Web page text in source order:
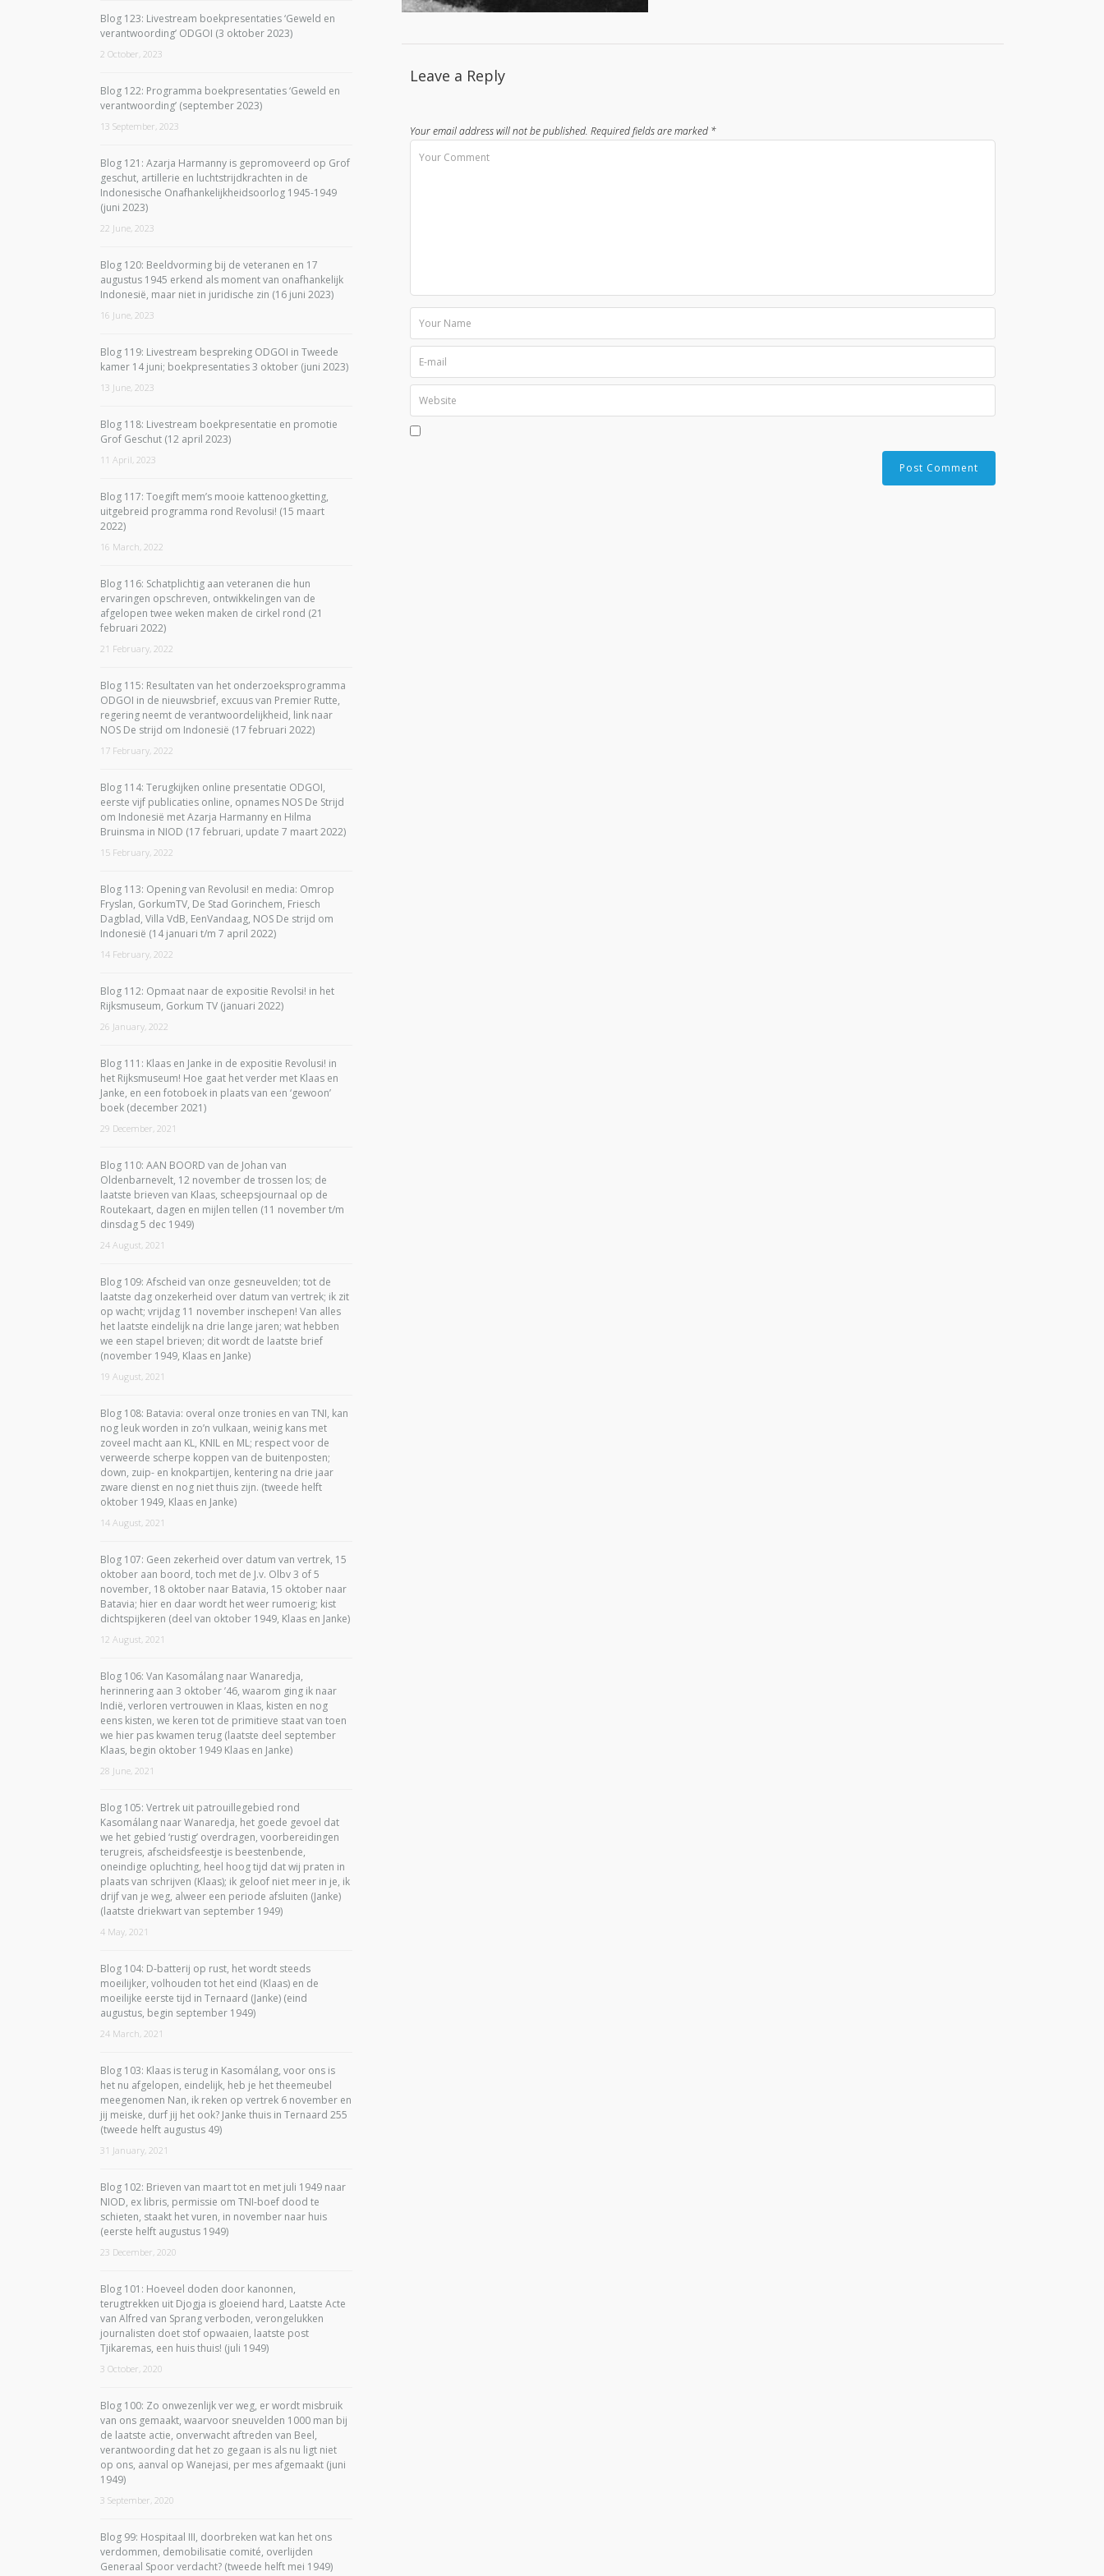
Leave a Reply
Your email address will not be published. Required fields are marked *
Blog 123: Livestream boekpresentaties ‘Geweld en
verantwoording’ ODGOI (3 oktober 2023)
2 October, 2023
Blog 122: Programma boekpresentaties ‘Geweld en
verantwoording’ (september 2023)
13 September, 2023
Blog 121: Azarja Harmanny is gepromoveerd op Grof
geschut, artillerie en luchtstrijdkrachten in de
Indonesische Onafhankelijkheidsoorlog 1945-1949
(juni 2023)
22 June, 2023
Blog 120: Beeldvorming bij de veteranen en 17
augustus 1945 erkend als moment van onafhankelijk
Indonesië, maar niet in juridische zin (16 juni 2023)
16 June, 2023
Blog 119: Livestream bespreking ODGOI in Tweede
kamer 14 juni; boekpresentaties 3 oktober (juni 2023)
13 June, 2023
Blog 118: Livestream boekpresentatie en promotie
Grof Geschut (12 april 2023)
11 April, 2023
Blog 117: Toegift mem’s mooie kattenoogketting,
uitgebreid programma rond Revolusi! (15 maart
2022)
16 March, 2022
Blog 116: Schatplichtig aan veteranen die hun
ervaringen opschreven, ontwikkelingen van de
afgelopen twee weken maken de cirkel rond (21
februari 2022)
21 February, 2022
Blog 115: Resultaten van het onderzoeksprogramma
ODGOI in de nieuwsbrief, excuus van Premier Rutte,
regering neemt de verantwoordelijkheid, link naar
NOS De strijd om Indonesië (17 februari 2022)
17 February, 2022
Blog 114: Terugkijken online presentatie ODGOI,
eerste vijf publicaties online, opnames NOS De Strijd
om Indonesië met Azarja Harmanny en Hilma
Bruinsma in NIOD (17 februari, update 7 maart 2022)
15 February, 2022
Blog 113: Opening van Revolusi! en media: Omrop
Fryslan, GorkumTV, De Stad Gorinchem, Friesch
Dagblad, Villa VdB, EenVandaag, NOS De strijd om
Indonesië (14 januari t/m 7 april 2022)
14 February, 2022
Blog 112: Opmaat naar de expositie Revolsi! in het
Rijksmuseum, Gorkum TV (januari 2022)
26 January, 2022
Blog 111: Klaas en Janke in de expositie Revolusi! in
het Rijksmuseum! Hoe gaat het verder met Klaas en
Janke, en een fotoboek in plaats van een ‘gewoon’
boek (december 2021)
29 December, 2021
Blog 110: AAN BOORD van de Johan van
Oldenbarnevelt, 12 november de trossen los; de
laatste brieven van Klaas, scheepsjournaal op de
Routekaart, dagen en mijlen tellen (11 november t/m
dinsdag 5 dec 1949)
24 August, 2021
Blog 109: Afscheid van onze gesneuvelden; tot de
laatste dag onzekerheid over datum van vertrek; ik zit
op wacht; vrijdag 11 november inschepen! Van alles
het laatste eindelijk na drie lange jaren; wat hebben
we een stapel brieven; dit wordt de laatste brief
(november 1949, Klaas en Janke)
19 August, 2021
Blog 108: Batavia: overal onze tronies en van TNI, kan
nog leuk worden in zo’n vulkaan, weinig kans met
zoveel macht aan KL, KNIL en ML; respect voor de
verweerde scherpe koppen van de buitenposten;
down, zuip- en knokpartijen, kentering na drie jaar
zware dienst en nog niet thuis zijn. (tweede helft
oktober 1949, Klaas en Janke)
14 August, 2021
Blog 107: Geen zekerheid over datum van vertrek, 15
oktober aan boord, toch met de J.v. Olbv 3 of 5
november, 18 oktober naar Batavia, 15 oktober naar
Batavia; hier en daar wordt het weer rumoerig; kist
dichtspijkeren (deel van oktober 1949, Klaas en Janke)
12 August, 2021
Blog 106: Van Kasomálang naar Wanaredja,
herinnering aan 3 oktober ’46, waarom ging ik naar
Indië, verloren vertrouwen in Klaas, kisten en nog
eens kisten, we keren tot de primitieve staat van toen
we hier pas kwamen terug (laatste deel september
Klaas, begin oktober 1949 Klaas en Janke)
28 June, 2021
Blog 105: Vertrek uit patrouillegebied rond
Kasomálang naar Wanaredja, het goede gevoel dat
we het gebied ‘rustig’ overdragen, voorbereidingen
terugreis, afscheidsfeestje is beestenbende,
oneindige opluchting, heel hoog tijd dat wij praten in
plaats van schrijven (Klaas); ik geloof niet meer in je, ik
drijf van je weg, alweer een periode afsluiten (Janke)
(laatste driekwart van september 1949)
4 May, 2021
Blog 104: D-batterij op rust, het wordt steeds
moeilijker, volhouden tot het eind (Klaas) en de
moeilijke eerste tijd in Ternaard (Janke) (eind
augustus, begin september 1949)
24 March, 2021
Blog 103: Klaas is terug in Kasomálang, voor ons is
het nu afgelopen, eindelijk, heb je het theemeubel
meegenomen Nan, ik reken op vertrek 6 november en
jij meiske, durf jij het ook? Janke thuis in Ternaard 255
(tweede helft augustus 49)
31 January, 2021
Blog 102: Brieven van maart tot en met juli 1949 naar
NIOD, ex libris, permissie om TNI-boef dood te
schieten, staakt het vuren, in november naar huis
(eerste helft augustus 1949)
23 December, 2020
Blog 101: Hoeveel doden door kanonnen,
terugtrekken uit Djogja is gloeiend hard, Laatste Acte
van Alfred van Sprang verboden, verongelukken
journalisten doet stof opwaaien, laatste post
Tjikaremas, een huis thuis! (juli 1949)
3 October, 2020
Blog 100: Zo onwezenlijk ver weg, er wordt misbruik
van ons gemaakt, waarvoor sneuvelden 1000 man bij
de laatste actie, onverwacht aftreden van Beel,
verantwoording dat het zo gegaan is als nu ligt niet
op ons, aanval op Wanejasi, per mes afgemaakt (juni
1949)
3 September, 2020
Blog 99: Hospitaal III, doorbreken wat kan het ons
verdommen, demobilisatie comité, overlijden
Generaal Spoor verdacht? (tweede helft mei 1949)